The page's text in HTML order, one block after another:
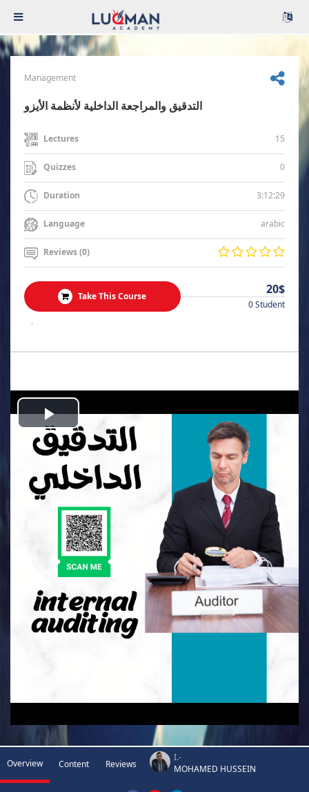
Management
التدقيق والمراجعة الداخلية لأنظمة الأيزو
Lectures 15
Quizzes 0
Duration 3:12:29
Language arabic
Reviews (0)
Take This Course 20$
0 Student
.
Play
Video
Overview Content Reviews
I.-
MOHAMED HUSSEIN